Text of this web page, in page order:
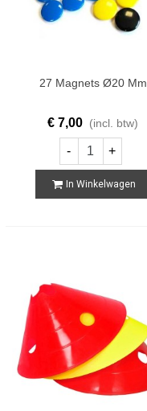
27 Magnets Ø20 Mm
€ 7,00 (incl. btw)
- +
In Winkelwagen